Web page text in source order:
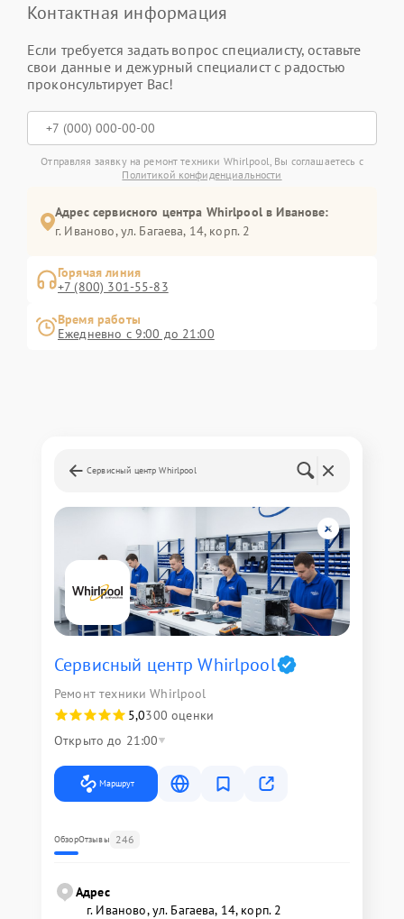
Контактная информация
Если требуется задать вопрос специалисту, оставьте
свои данные и дежурный специалист с радостью
проконсультирует Вас!
Отправляя заявку на ремонт техники Whirlpool, Вы соглашаетесь с
Политикой конфиденциальности
Адрес сервисного центра Whirlpool в Иванове:
г. Иваново, ул. Багаева, 14, корп. 2
Горячая линия
+7 (800) 301-55-83
Время работы
Ежедневно с 9:00 до 21:00
Сервисный центр Whirlpool
Сервисный центр Whirlpool
Ремонт техники Whirlpool
5,0300 оценки
Открыто до 21:00
Маршрут
ОбзорОтзывы 246
Адрес
г. Иваново, ул. Багаева, 14, корп. 2